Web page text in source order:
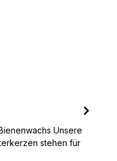
Unsere
stehen für